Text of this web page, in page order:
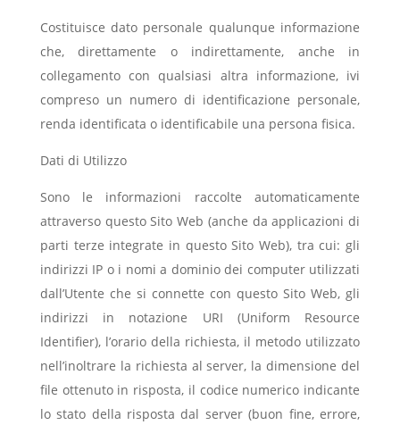
Costituisce dato personale qualunque informazione
che, direttamente o indirettamente, anche in
collegamento con qualsiasi altra informazione, ivi
compreso un numero di identificazione personale,
renda identificata o identificabile una persona fisica.
Dati di Utilizzo
Sono le informazioni raccolte automaticamente
attraverso questo Sito Web (anche da applicazioni di
parti terze integrate in questo Sito Web), tra cui: gli
indirizzi IP o i nomi a dominio dei computer utilizzati
dall’Utente che si connette con questo Sito Web, gli
indirizzi in notazione URI (Uniform Resource
Identifier), l’orario della richiesta, il metodo utilizzato
nell’inoltrare la richiesta al server, la dimensione del
file ottenuto in risposta, il codice numerico indicante
lo stato della risposta dal server (buon fine, errore,